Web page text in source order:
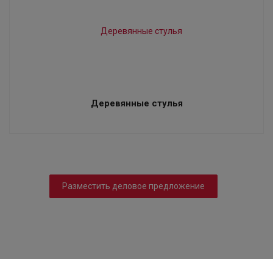
Деревянные стулья
Разместить деловое предложение